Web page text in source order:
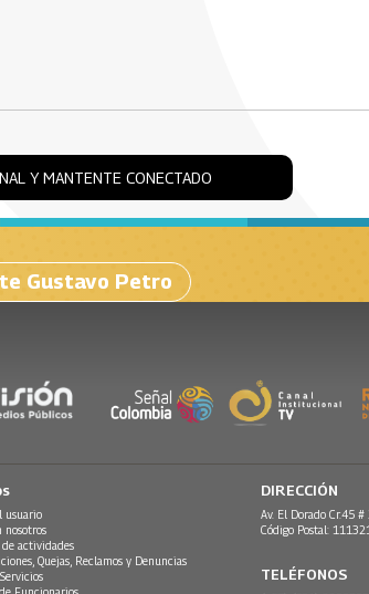
Y MANTENTE CONECTADO
Gustavo Petro
usuario
nosotros
actividades
Quejas, Reclamos y Denuncias
DIRECCIÓN
Av. El Dorado Cr.45 #
Código Postal: 111321
TELÉFONOS